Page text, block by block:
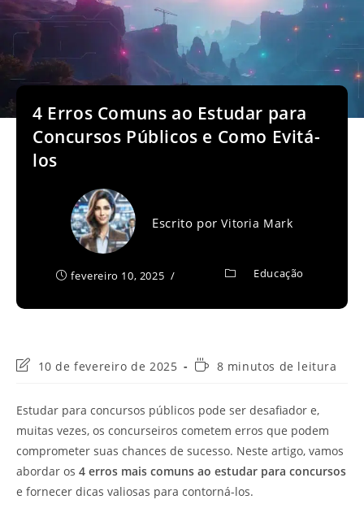
4 Erros Comuns ao Estudar para
Concursos Públicos e Como Evitá-
los
Escrito porVitoria Mark
fevereiro 10, 2025 Educação
Última
post:
10 de fevereiro de 2025
Tempo8 minutos de leitura
Estudar para concursos públicos pode ser desafiador e,
muitas vezes, os concurseiros cometem erros que podem
comprometer suas chances de sucesso. Neste artigo, vamos
abordar os 4 erros mais comuns ao estudar para concursos
e fornecer dicas valiosas para contorná-los.